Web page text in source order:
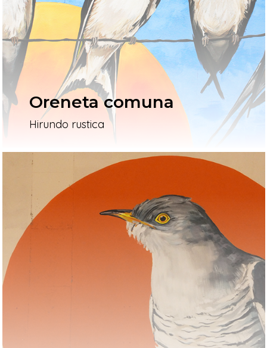
Oreneta comuna
Hirundo rustica
L’artista
El Procés
Ivars D’Urgell
Vallverd
Pg. Felip Rodés, 11, 25260